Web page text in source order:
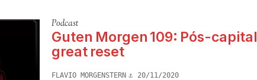
Podcast
Guten Morgen 109: Pós-
great reset
FLAVIO MORGENSTERN 20/11/2020